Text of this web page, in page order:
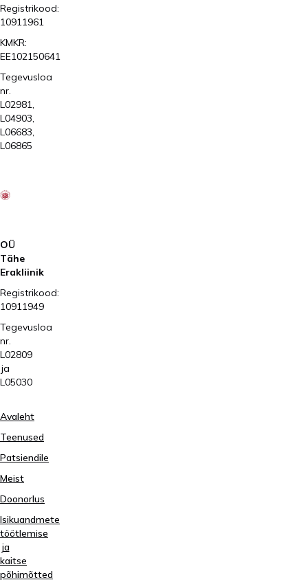
Registrikood:
10911961
KMKR:
EE102150641
Tegevusloa
nr.
L02981,
L04903,
L06683,
L06865
OÜ
Tähe
Erakliinik
Registrikood:
10911949
Tegevusloa
nr.
L02809
ja
L05030
Avaleht
Teenused
Patsiendile
Meist
Doonorlus
Isikuandmete
töötlemise
ja
kaitse
põhimõtted
2026